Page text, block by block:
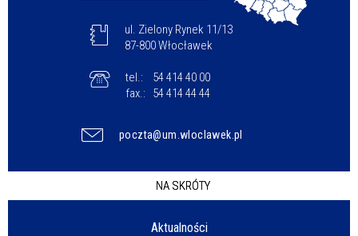
ul. Zielony Rynek 11/13
87-800 Włocławek
tel.:
54 414 40 00
fax.:
54 414 44 44
poczta@um.wloclawek.pl
NA SKRÓTY
Aktualności